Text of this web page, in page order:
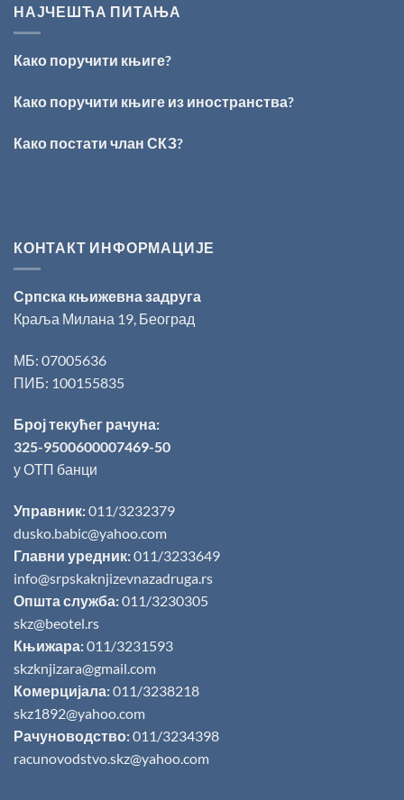
„Милован
поезију
НАЈЧЕШЋА ПИТАЊА
Како поручити књиге?
Како поручити књиге из иностранства?
Како постати члан СКЗ?
КОНТАКТ ИНФОРМАЦИЈЕ
Српска књижевна задруга
Краља Милана 19, Београд
МБ: 07005636
ПИБ: 100155835
Број текућег рачуна:
325-9500600007469-50
у ОТП банци
Управник:011/3232379
dusko.babic@yahoo.com
Главни уредник:011/3233649
info@srpskaknjizevnazadruga.rs
Општа служба:011/3230305
skz@beotel.rs
Књижара:011/3231593
skzknjizara@gmail.com
Комерцијала:011/3238218
skz1892@yahoo.com
Рачуноводство:011/3234398
racunovodstvo.skz@yahoo.com